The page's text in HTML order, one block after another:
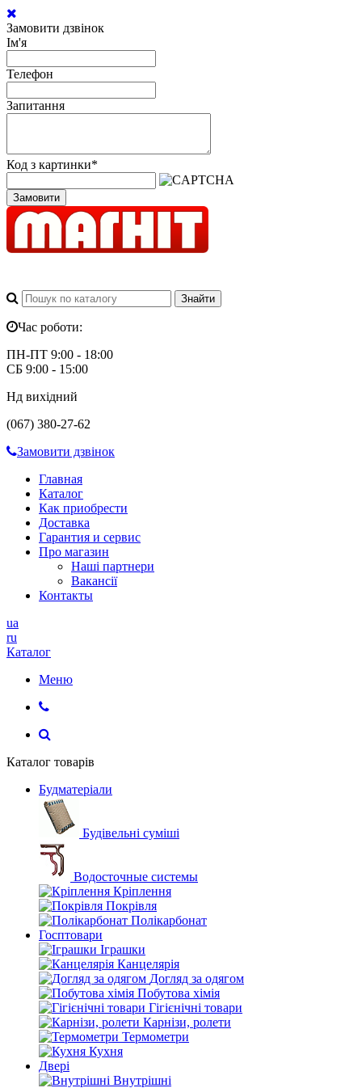
Замовити дзвінок
Ім'я
Телефон
Запитання
Код з картинки*
Замовити
Час роботи:
ПН-ПТ 9:00 - 18:00
СБ 9:00 - 15:00
Нд вихідний
(067) 380-27-62
Замовити дзвінок
Главная
Каталог
Как приобрести
Доставка
Гарантия и сервис
Про магазин
Наші партнери
Вакансії
Контакты
ua
ru
Каталог
Меню
Каталог товарів
Будматеріали
Будівельні суміші
Водосточные системы
Кріплення
Покрівля
Полікарбонат
Госптовари
Іграшки
Канцелярія
Догляд за одягом
Побутова хімія
Гігієнічні товари
Карнізи, ролети
Термометри
Кухня
Двері
Внутрішні